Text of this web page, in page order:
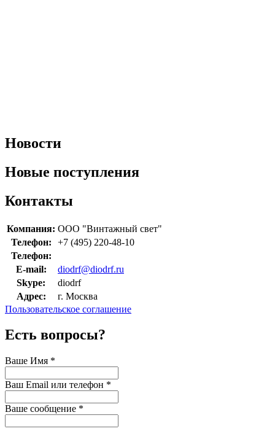
Новости
Новые поступления
Контакты
Компания: ООО "Винтажный свет"
Телефон:
+7 (495) 220-48-10
Телефон:
E-mail:
diodrf@diodrf.ru
Skype:
diodrf
Адрес:
г. Москва
Пользовательское соглашение
Есть вопросы?
Ваше Имя *
Ваш Email или телефон *
Ваше сообщение *